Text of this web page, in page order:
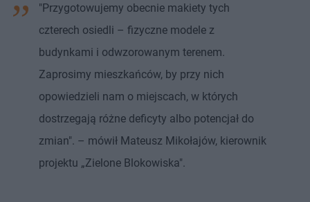
"Przygotowujemy obecnie makiety tych
czterech osiedli – fizyczne modele z
budynkami i odwzorowanym terenem.
Zaprosimy mieszkańców, by przy nich
opowiedzieli nam o miejscach, w których
dostrzegają różne deficyty albo potencjał do
zmian". – mówił Mateusz Mikołajów, kierownik
projektu „Zielone Blokowiska".